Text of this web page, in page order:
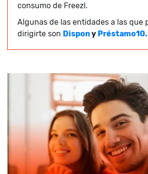
consumo de Freezl.
Algunas de las entidades a las que
dirigirte son Dispony Préstamo10.